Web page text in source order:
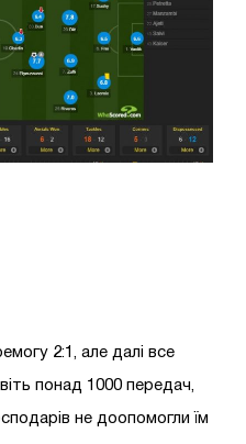
2:1, але далі все
понад 1000 передач,
не доопомогли їм